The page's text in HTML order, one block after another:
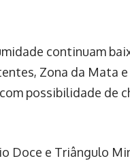
continuam
Zona da Mata
possibilidade de
Doce e Triângulo